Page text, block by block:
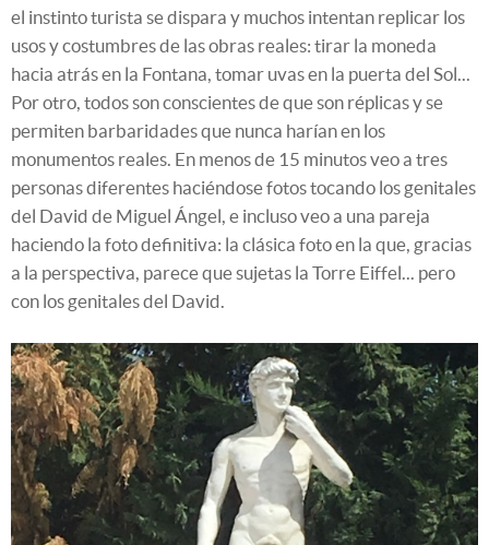
el instinto turista se dispara y muchos intentan replicar los
usos y costumbres de las obras reales: tirar la moneda
hacia atrás en la Fontana, tomar uvas en la puerta del Sol...
Por otro, todos son conscientes de que son réplicas y se
permiten barbaridades que nunca harían en los
monumentos reales. En menos de 15 minutos veo a tres
personas diferentes haciéndose fotos tocando los genitales
del David de Miguel Ángel, e incluso veo a una pareja
haciendo la foto definitiva: la clásica foto en la que, gracias
a la perspectiva, parece que sujetas la Torre Eiffel... pero
con los genitales del David.